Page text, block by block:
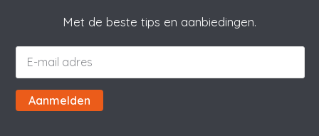
Met de beste tips en aanbiedingen.
Aanmelden